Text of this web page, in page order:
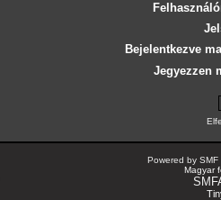
Bejelentkezve
Jegyezzen
Powered by SMF
Magyar